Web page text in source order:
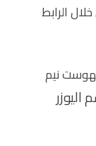
الرابط